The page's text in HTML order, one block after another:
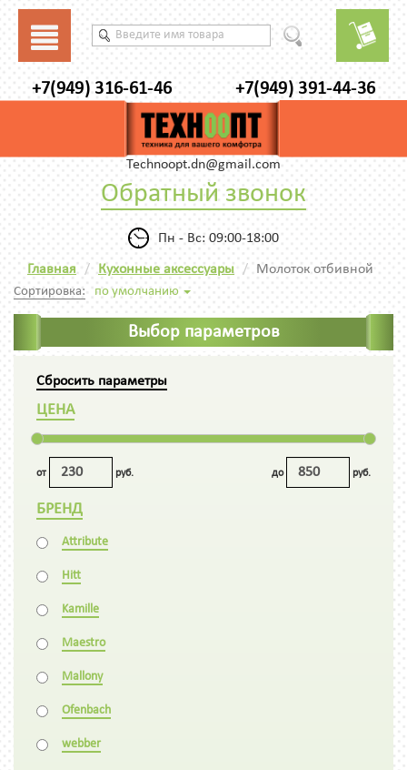
+7(949) 316-61-46 +7(949) 391-44-36
Technoopt.dn@gmail.com
Обратный звонок
Пн - Вс: 09:00-18:00
Главная Кухонные аксессуары Молоток отбивной
Сортировка: по умолчанию
Выбор параметров
Сбросить параметры
ЦЕНА
от руб. до руб.
БРЕНД
Attribute
Hitt
Kamille
Maestro
Mallony
Ofenbach
webber